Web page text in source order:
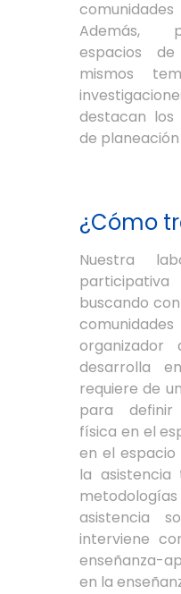
Además,
espacios
mismos
destacan los
de
¿Cómo
Nuestra
buscando
desarrolla
requiere de
para definir
física en el
en el
la asistencia
asistencia
interviene
enseñanza-
en la